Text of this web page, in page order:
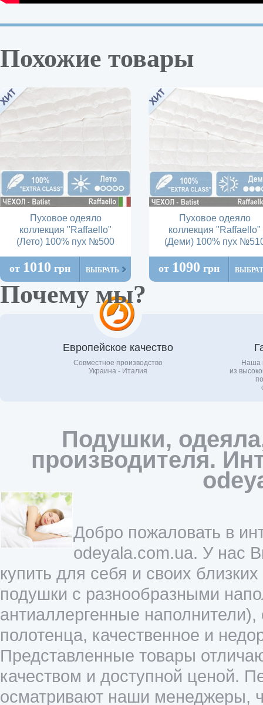
Похожие товары
Пуховое одеяло
коллекция "Raffaello"
(Лето) 100% пух №500
от 1010 грн ВЫБРАТЬ
Пуховое одеяло
коллекция "Raffaello"
(Деми) 100% пух
от 1090 грн
Почему мы?
Европейское качество
Совместное производство
Украина - Италия
Наша
из
Подушки,
производителя.
Добро пожаловать в
odeyala.com.ua. У нас
купить для себя и своих
подушки с разнообразными
антиаллергенные
полотенца, качественное и
Представленные товары
качеством и доступной ценой.
осматривают наши менеджеры,